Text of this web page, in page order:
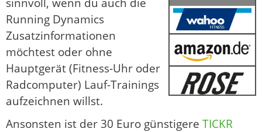
Running Dynamics
Zusatzinformationen
möchtest oder ohne
Hauptgerät (Fitness-Uhr oder
Radcomputer) Lauf-Trainings
aufzeichnen willst.
Ansonsten ist der 30 Euro günstigere TICKR